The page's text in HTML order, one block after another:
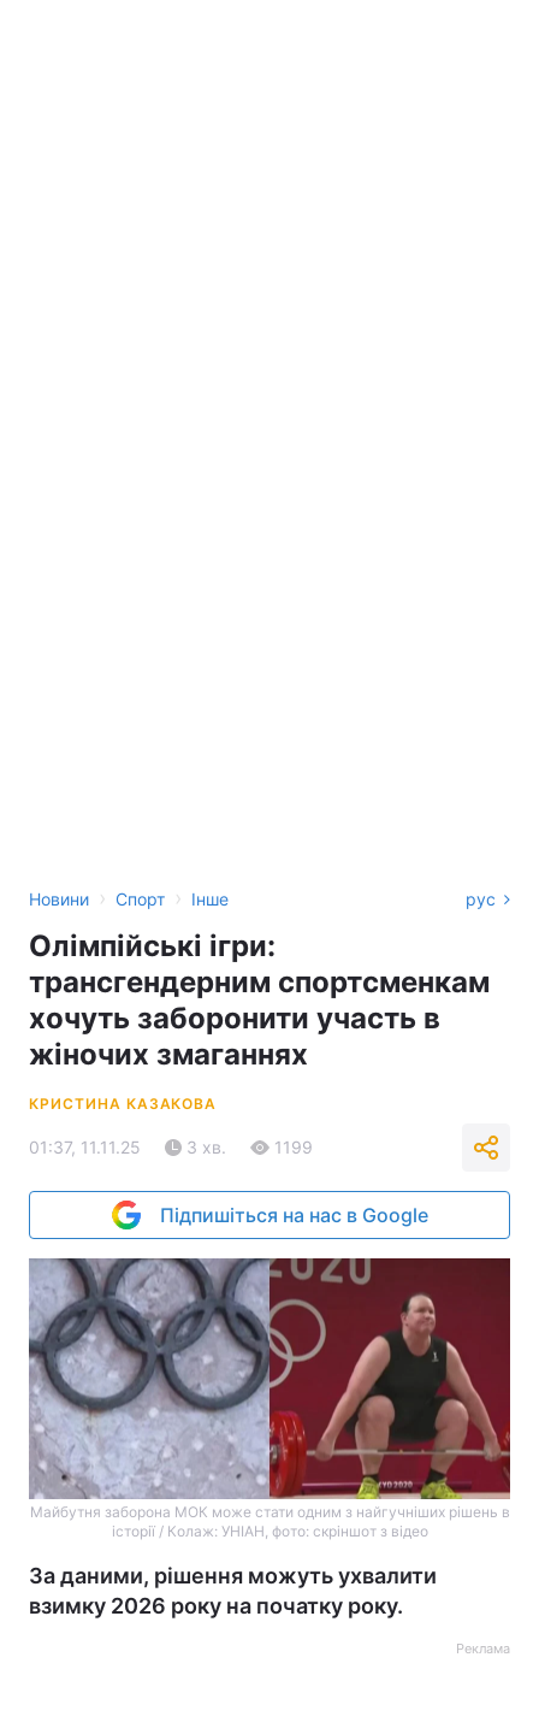
Новини › Спорт › Інше рус
Олімпійські ігри:
трансгендерним спортсменкам
хочуть заборонити участь в
жіночих змаганнях
КРИСТИНА КАЗАКОВА
01:37, 11.11.25 3 хв. 1199
Підпишіться на нас в Google
Майбутня заборона МОК може стати одним з найгучніших рішень в
історії / Колаж: УНІАН, фото: скріншот з відео
За даними, рішення можуть ухвалити
взимку 2026 року на початку року.
Реклама